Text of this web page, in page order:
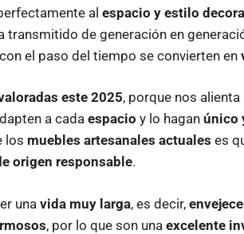
al espacio y estilo
transmitido de generación en
el paso del tiempo se convierten en
este 2025, porque nos alienta
a cadaespacio y lo hagan único
los muebles artesanales actuales es
origen responsable.
una vida muy larga, es decir,
, por lo que son una excelente